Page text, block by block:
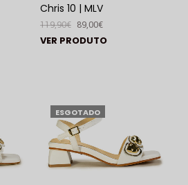
Chris 10 | MLV
119,90€ 89,00€
VER PRODUTO
ESGOTADO